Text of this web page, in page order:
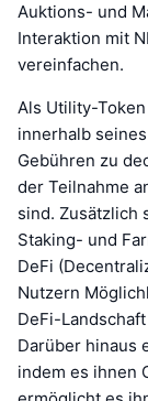
Auktions- und
Interaktion mit
vereinfachen.
Als Utility-
innerhalb
Gebühren zu
der Teilnahme
sind. Zusätzlich
Staking- und
DeFi
Nutzern
DeFi-
Darüber hinaus
indem es ihnen